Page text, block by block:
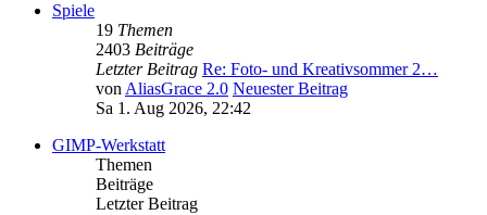
Spiele
19 Themen
2403 Beiträge
Letzter Beitrag Re: Foto- und Kreativsommer 2…
vonAliasGrace 2.0 Neuester Beitrag
Sa 1. Aug 2026, 22:42
GIMP-Werkstatt
Themen
Beiträge
Letzter Beitrag